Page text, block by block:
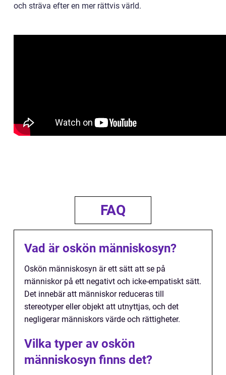
och sträva efter en mer rättvis värld.
FAQ
Vad är oskön människosyn?
Oskön människosyn är ett sätt att se på
människor på ett negativt och icke-empatiskt sätt.
Det innebär att människor reduceras till
stereotyper eller objekt att utnyttjas, och det
negligerar människors värde och rättigheter.
Vilka typer av oskön
människosyn finns det?